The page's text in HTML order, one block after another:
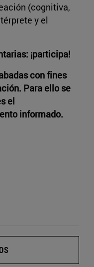
(cognitiva,
y el
¡participa!
con fines
Para ello se
el
informado.